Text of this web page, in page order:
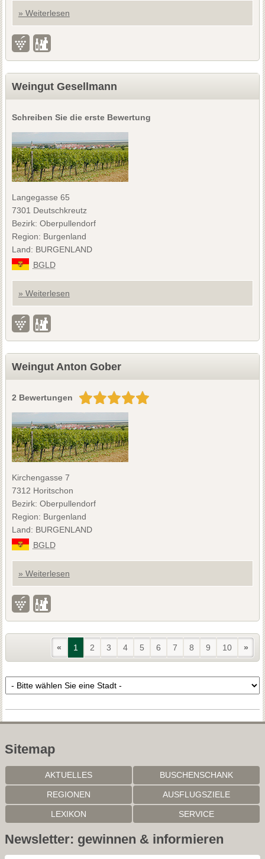
» Weiterlesen
Weingut Gesellmann
Schreiben Sie die erste Bewertung
Langegasse 65
7301 Deutschkreutz
Bezirk: Oberpullendorf
Region: Burgenland
Land: BURGENLAND
BGLD
» Weiterlesen
Weingut Anton Gober
2 Bewertungen
Kirchengasse 7
7312 Horitschon
Bezirk: Oberpullendorf
Region: Burgenland
Land: BURGENLAND
BGLD
» Weiterlesen
« 1 2 3 4 5 6 7 8 9 10 »
Sitemap
AKTUELLES BUSCHENSCHANK
REGIONEN AUSFLUGSZIELE
LEXIKON SERVICE
Newsletter: gewinnen & informieren